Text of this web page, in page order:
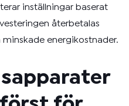
inställningar baserat
återbetalas
energikostnader.